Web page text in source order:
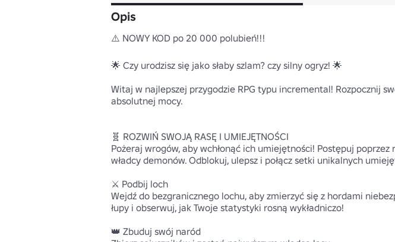
Opis
⚠️ NOWY KOD po 20 000 polubień!!!
🌟 Czy urodzisz się jako słaby szlam? czy silny ogryz! 🌟
Witaj w najlepszej przygodzie RPG typu incremental! Rozpocznij
absolutnej mocy.
🧬 ROZWIŃ SWOJĄ RASĘ I UMIEJĘTNOŚCI
Pożeraj wrogów, aby wchłonąć ich umiejętności! Postępuj
władcy demonów. Odblokuj, ulepsz i połącz setki unikalnych
⚔️ Podbij loch
Wejdź do bezgranicznego lochu, aby zmierzyć się z hordami
łupy i obserwuj, jak Twoje statystyki rosną wykładniczo!
👑 Zbuduj swój naród